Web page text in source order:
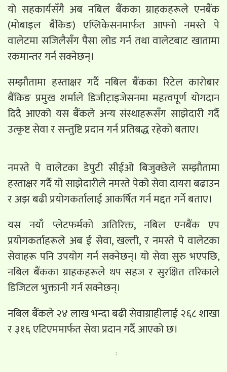
यो सहकार्यसँगै अब नबिल बैंकका ग्राहकहरूले एनबैंक
(मोबाइल बैंकिङ) एप्लिकेसनमार्फत आफ्नो नमस्ते पे
वालेटमा सजिलैसँग पैसा लोड गर्न तथा वालेटबाट खातामा
रकमान्तर गर्न सक्नेछन्।
सम्झौतामा हस्ताक्षर गर्दै नबिल बैंकका रिटेल कारोबार
बैंकिङ प्रमुख शर्माले डिजीट़ाइजेसनमा महत्वपूर्ण योगदान
दिदै आएको यस बैंकले अन्य संस्थाहरूसँग साझेदारी गर्दै
उत्कृष्ट सेवा र सन्तुष्टि प्रदान गर्न प्रतिबद्ध रहेको बताए।
नमस्ते पे वालेटका डेपुटी सीईओ बिजुक्छेले सम्झौतामा
हस्ताक्षर गर्दै यो साझेदारीले नमस्ते पेको सेवा दायरा बढाउन
र अझ बढी प्रयोगकर्तालाई आकर्षित गर्न मद्दत गर्ने बताए।
यस नयाँ प्लेटफर्मको अतिरिक्त, नबिल एनबैंक एप
प्रयोगकर्ताहरूले अब ई सेवा, खल्ती, र नमस्ते पे वालेटका
सेवाहरू पनि उपयोग गर्न सक्नेछन्। यो सेवा सुरु भएपछि,
नबिल बैंकका ग्राहकहरूले थप सहज र सुरक्षित तरिकाले
डिजिटल भुक्तानी गर्न सक्नेछन्।
नबिल बैंकले २४ लाख भन्दा बढी सेवाग्राहीलाई २६८ शाखा
र ३१६ एटिएममार्फत सेवा प्रदान गर्दै आएको छ।
: